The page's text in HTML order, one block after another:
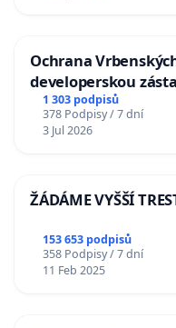
Ochrana
developerskou
1 303 podpisů
378 Podpisy / 7 dní
3 Jul 2026
ŽÁDÁME VYŠŠÍ
153 653 podpisů
358 Podpisy / 7 dní
11 Feb 2025